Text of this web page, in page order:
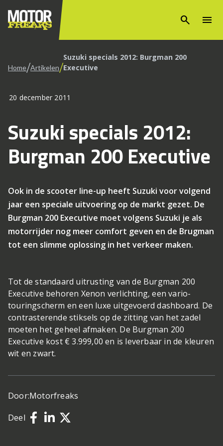
search menu
Home/Artikelen/Suzuki specials 2012: Burgman 200
Executive
20 december 2011
Suzuki specials 2012:
Burgman 200 Executive
Ook in de scooter line-up heeft Suzuki voor volgend
jaar een speciale uitvoering op de markt gezet. De
Burgman 200 Executive moet volgens Suzuki je als
motorrijder nog meer comfort geven en de Brugman
tot een slimme oplossing in het verkeer maken.
Tot de standaard uitrusting van de Burgman 200
Executive behoren Xenon verlichting, een vario-
touringscherm en een luxe uitgevoerd dashboard. De
contrasterende stiksels op de zitting van het zadel
moeten het geheel afmaken. De Burgman 200
Executive kost € 3.999,00 en is leverbaar in de kleuren
wit en zwart.
Door:Motorfreaks
Deel